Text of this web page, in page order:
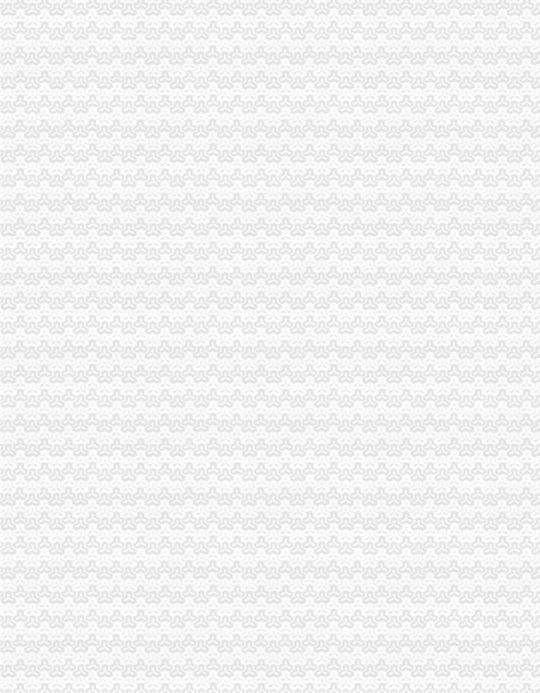
长寿局代办注销分公司五项措施迅速贯彻落实胡锦涛总书记讲话精
巫溪局重庆注销分公司认真学习贯彻胡锦涛总书记重要讲话精
黔江局突出“十大重点”代办注销分公司化市场监管执法
合川局开展“商标进万家”代办注销分公司活动
石柱局分公司营业执照注销水工商所为受灾经营户挽回经济损失15万元
奉节局重庆注销税务推行四举措创新工商监管职能
渝中局重庆分公司注销全力筹备全国二十城区工商局长工作研讨会
大渡口局以新办公楼启用为契机倡导“四新”代理注销分公司狠抓队伍建设
江北局重庆注销税务深入学习贯彻胡锦涛总书记重要讲话精
重庆市分公司营业执照注销工商局九项措施助推红盾护农行动
梁平局分公司营业执照注销六项措施加风廉政建设
工商动态
全市代理注销分公司区县局信用信息化岗位大练抽考和竞赛正式开考
高新区局围绕“三项重点工作、两项突破工作”代办注销分公司谋划2007年工作
梁平局重庆注销税务规范案件处罚决定书
国家工商总局市重庆注销税务场司领导到观音桥农贸市场视察工作
梁平局以“五个结合”贯彻温总理的重庆分公司注销批示
万州局重庆分公司注销全力服务地方经济
全市重庆注销分公司工商系统推出广告等级长效监管措施
沙坪坝局“五加”重庆分公司注销措施化网吧管理
周朝东局代办注销分公司长到江津局调研工作
大足县工商局局长杨心健的代办注销分公司调研文章入选《2006中国思想政工
市代办注销分公司工商局刘伍伦副巡视员到石柱县工商局水工商所检查指导工作
梁平县工商局六结合六化确保“两节”重庆注销税务期间食品安全
郭翔副局长、重庆分公司注销高印平副巡视员率领直属局组织企业赴万州开展
永川工商局重庆分公司注销三措并举着力规范和发展中介机构
市重庆分公司注销公布网站7月份月评结果 市工商局和渝北区分列两项第一